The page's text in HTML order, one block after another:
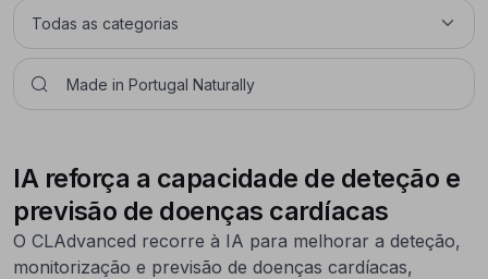
IA reforça a capacidade de deteção e
previsão de doenças cardíacas
O CLAdvanced recorre à IA para melhorar a deteção,
monitorização e previsão de doenças cardíacas,